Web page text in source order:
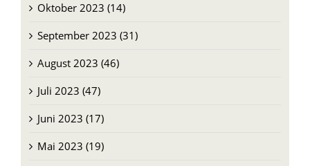
Oktober 2023 (14)
September 2023 (31)
August 2023 (46)
Juli 2023 (47)
Juni 2023 (17)
Mai 2023 (19)